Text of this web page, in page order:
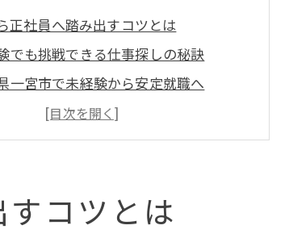
正社員へ踏み出すコツとは
でも挑戦できる仕事探しの秘訣
一宮市で未経験から安定就職へ
員採用に強い未経験者のアピール方法
歓迎求人で選ばれる人材の特徴とは
市で始める新しい仕事探し
OKの求人が豊富な一宮市の魅力
コツとは